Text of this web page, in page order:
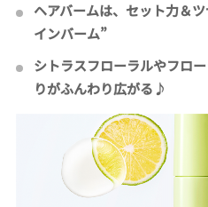
ヘアバームは、セット力＆
インバーム”
シトラスフローラルやフロ
りがふんわり広がる♪